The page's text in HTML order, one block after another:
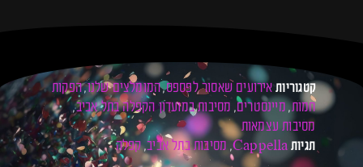
קטגוריות אירועים שאסור לפספס,המומלצים שלנו,הפקות
חמות, מיינסטרים, מסיבות במועדון הקפלה בתל אביב,
מסיבות עצמאות
תגיות Cappella
, מסיבות בתל אביב,קפלה